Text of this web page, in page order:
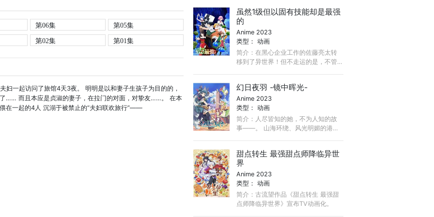
第06集
第05集
第02集
第01集
妇一起访问了旅馆4天3夜。 明明是以和妻子生孩子为目的的，
…… 而且本应是贞淑的妻子，在拉门的对面，对挚友……。 在本
在一起的4人 沉溺于被禁止的“夫妇联欢旅行”——
来…！ 在这个十年间已极速繁荣发展
了的人类社会里， ...
虽然1级但以固有技能却是最强
的
Anime 2023
类型：动画
简介：在黑心企业工作的佐藤亮太转
移到了异世界！但不走运的是，不管
都是S等级的超级固有技能，可以掉落
通常情况下无法获得的能力增强物
品。 ...
幻日夜羽 -镜中晖光-
Anime 2023
类型：动画
简介：人尽皆知的她，不为人知的故
事——。 山海环绕、风光明媚的港口
距离生活着。 ...
甜点转生 最强甜点师降临异世
界
Anime 2023
类型：动画
简介：古流望作品《甜点转生 最强甜
点师降临异世界》宣布TV动画化。